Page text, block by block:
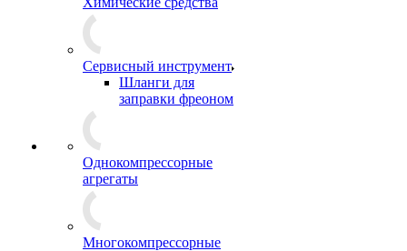
Сервисный инструмент
Шланги для
заправки фреоном
Однокомпрессорные
агрегаты
Многокомпрессорные